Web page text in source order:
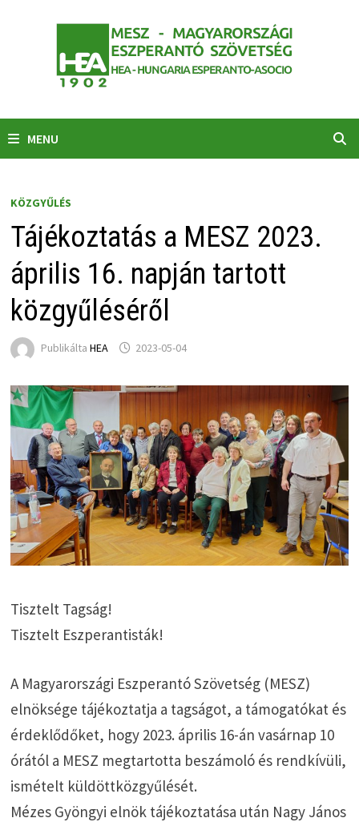
MENU
KÖZGYŰLÉS
Tájékoztatás a MESZ 2023.
április 16. napján tartott
közgyűléséről
Publikálta HEA 2023-05-04
Tisztelt Tagság!
Tisztelt Eszperantisták!
A Magyarországi Eszperantó Szövetség (MESZ)
elnöksége tájékoztatja a tagságot, a támogatókat és
érdeklődőket, hogy 2023. április 16-án vasárnap 10
órától a MESZ megtartotta beszámoló és rendkívüli,
ismételt küldöttközgyűlését.
Mézes Gyöngyi elnök tájékoztatása után Nagy János